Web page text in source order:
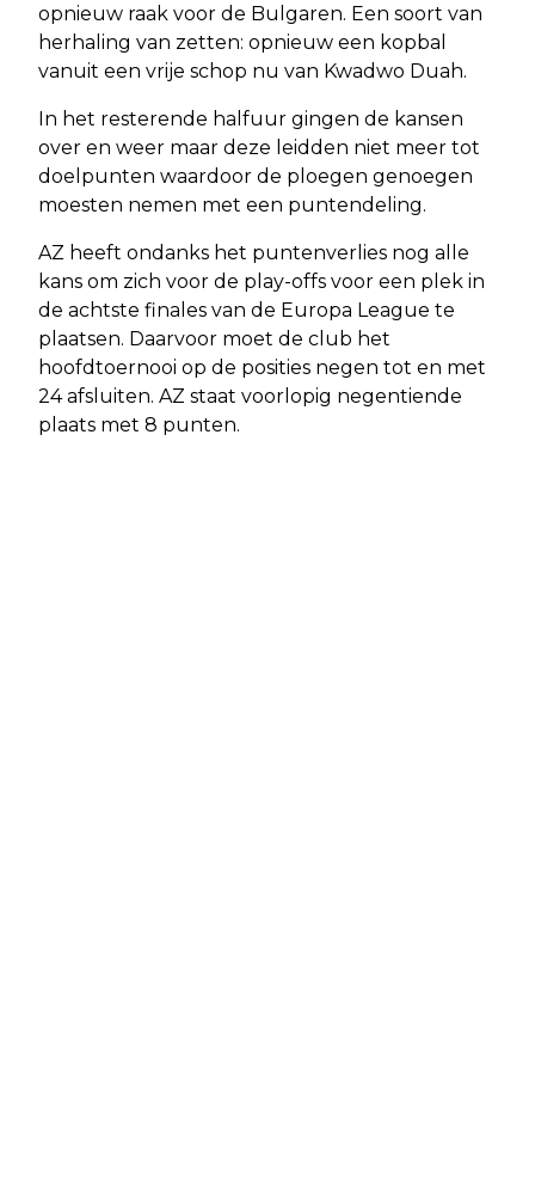
opnieuw raak voor de Bulgaren. Een soort van
herhaling van zetten: opnieuw een kopbal
vanuit een vrije schop nu van Kwadwo Duah.
In het resterende halfuur gingen de kansen
over en weer maar deze leidden niet meer tot
doelpunten waardoor de ploegen genoegen
moesten nemen met een puntendeling.
AZ heeft ondanks het puntenverlies nog alle
kans om zich voor de play-offs voor een plek in
de achtste finales van de Europa League te
plaatsen. Daarvoor moet de club het
hoofdtoernooi op de posities negen tot en met
24 afsluiten. AZ staat voorlopig negentiende
plaats met 8 punten.